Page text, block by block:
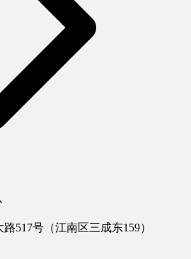
517号（江南区三成东159）